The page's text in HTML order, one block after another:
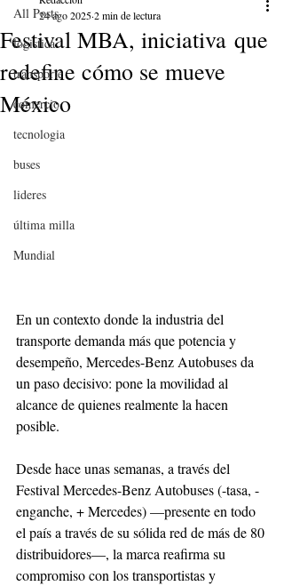
All Posts
logistica
transporte
comercio
tecnologia
buses
lideres
última milla
Mundial
Festival MBA, iniciativa que
redefine cómo se mueve
México
24 ago 20252 min de lectura
En un contexto donde la industria del
transporte demanda más que potencia y
desempeño, Mercedes-Benz Autobuses da
un paso decisivo: pone la movilidad al
alcance de quienes realmente la hacen
posible.
Desde hace unas semanas, a través del
Festival Mercedes-Benz Autobuses (-tasa, -
enganche, + Mercedes) —presente en todo
el país a través de su sólida red de más de 80
distribuidores—, la marca reafirma su
compromiso con los transportistas y